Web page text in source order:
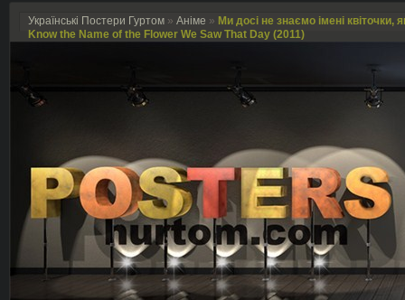
Українські Постери Гуртом » Аніме » Ми досі не знаємо імені
Know the Name of the Flower We Saw That Day (2011)